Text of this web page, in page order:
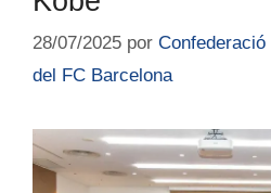
28/07/2025 por
del FC Barcelona